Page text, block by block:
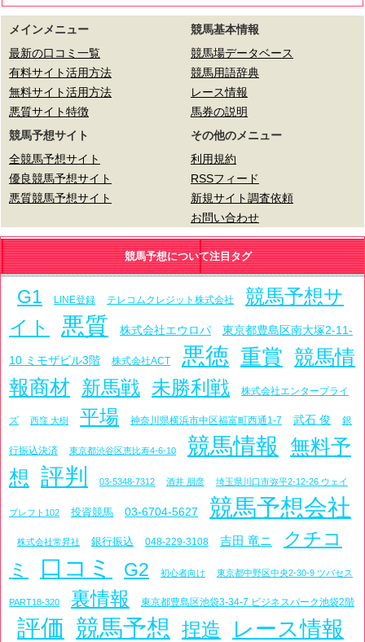
メインメニュー
最新の口コミ一覧
有料サイト活用方法
無料サイト活用方法
悪質サイト特徴
競馬基本情報
競馬場データベース
競馬用語辞典
レース情報
馬券の説明
競馬予想サイト
全競馬予想サイト
優良競馬予想サイト
悪質競馬予想サイト
その他のメニュー
利用規約
RSSフィード
新規サイト調査依頼
お問い合わせ
競馬予想について注目タグ
G1 LINE登録 テレコムクレジット株式会社
競馬予想サ
イト
悪質 株式会社エウロパ 東京都豊島区南大塚2-11-
10 ミモザビル3階 株式会社ACT 悪徳 重賞 競馬情
報商材 新馬戦 未勝利戦 株式会社エンタープライ
ズ 西窪 大樹 平場 神奈川県横浜市中区福富町西通1-7 武石 俊 銀
行振込決済 東京都渋谷区恵比寿4-6-10 競馬情報
無料予
想 評判 03-5348-7312 酒井 朋彦 埼玉県川口市弥平2-12-26 ウェイ
ブレフト102 投資競馬 03-6704-5627 競馬予想会社
株式会社常昇社 銀行振込 048-229-3108 吉田 竜ニ
クチコ
ミ
口コミ G2 初心者向け 東京都中野区中央2-30-9 ツバセス
PART18-320 裏情報 東京都豊島区池袋3-34-7 ビジネスパーク池袋2階
評価 競馬予想 捏造 レース情報